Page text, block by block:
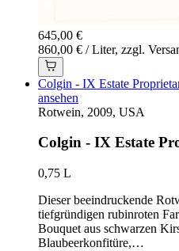
645,00 €
860,00 € / Liter, zzgl.
Colgin - IX Estate
ansehen
Rotwein, 2009, USA
Colgin - IX Estate
0,75 L
Dieser beeindruckende
tiefgründigen rubinroten
Bouquet aus schwarzen
Blaubeerkonfitüre,…